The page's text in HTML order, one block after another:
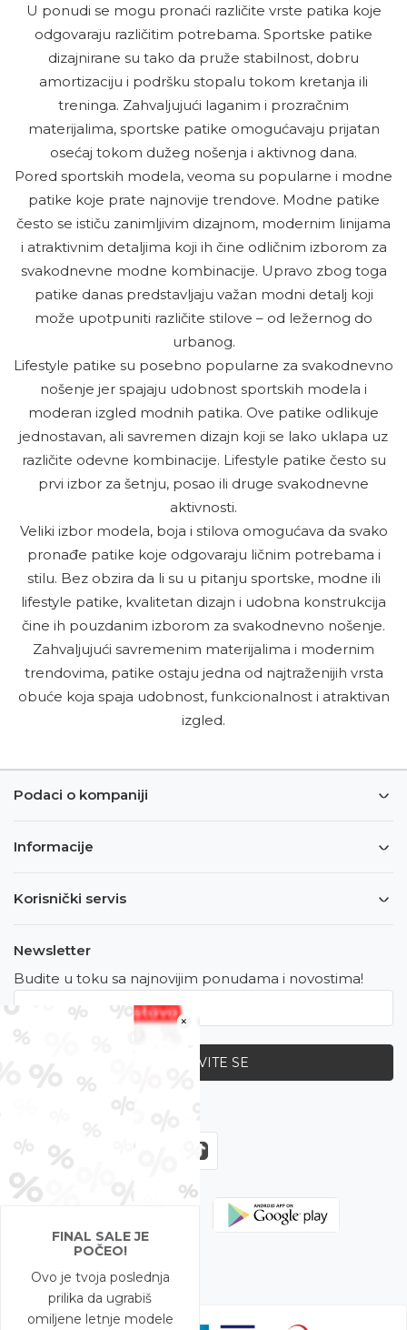
×
FINAL SALE JE
POČEO!
Ovo je tvoja poslednja
prilika da ugrabiš
omiljene letnje modele
U ponudi se mogu pronaći različite vrste patika koje
odgovaraju različitim potrebama. Sportske patike
dizajnirane su tako da pruže stabilnost, dobru
amortizaciju i podršku stopalu tokom kretanja ili
treninga. Zahvaljujući laganim i prozračnim
materijalima, sportske patike omogućavaju prijatan
osećaj tokom dužeg nošenja i aktivnog dana.
Pored sportskih modela, veoma su popularne i modne
patike koje prate najnovije trendove. Modne patike
često se ističu zanimljivim dizajnom, modernim linijama
i atraktivnim detaljima koji ih čine odličnim izborom za
svakodnevne modne kombinacije. Upravo zbog toga
patike danas predstavljaju važan modni detalj koji
može upotpuniti različite stilove – od ležernog do
urbanog.
Lifestyle patike su posebno popularne za svakodnevno
nošenje jer spajaju udobnost sportskih modela i
moderan izgled modnih patika. Ove patike odlikuje
jednostavan, ali savremen dizajn koji se lako uklapa uz
različite odevne kombinacije. Lifestyle patike često su
prvi izbor za šetnju, posao ili druge svakodnevne
aktivnosti.
Veliki izbor modela, boja i stilova omogućava da svako
pronađe patike koje odgovaraju ličnim potrebama i
stilu. Bez obzira da li su u pitanju sportske, modne ili
lifestyle patike, kvalitetan dizajn i udobna konstrukcija
čine ih pouzdanim izborom za svakodnevno nošenje.
Zahvaljujući savremenim materijalima i modernim
trendovima, patike ostaju jedna od najtraženijih vrsta
obuće koja spaja udobnost, funkcionalnost i atraktivan
izgled.
Podaci o kompaniji
Informacije
Korisnički servis
Newsletter
Budite u toku sa najnovijim ponudama i novostima!
PRIJAVITE SE